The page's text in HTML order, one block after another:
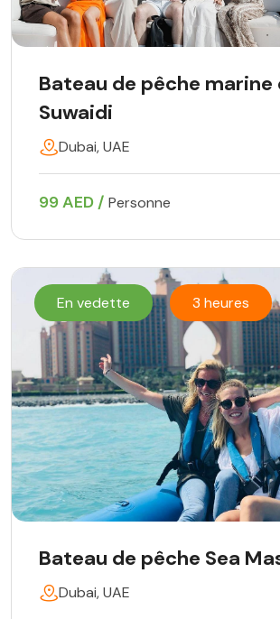
Bateau de pêche marine
Suwaidi
Dubai, UAE
99 AED / Personne
En vedette 3 heures
Bateau de pêche Sea
Dubai, UAE